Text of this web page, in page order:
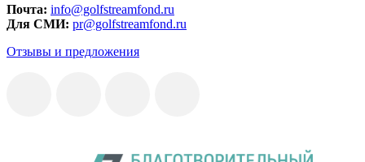
Почта: info@golfstreamfond.ru
Для СМИ: pr@golfstreamfond.ru
Отзывы и предложения